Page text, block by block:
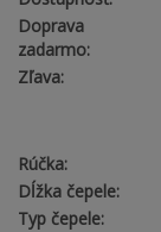
Doprava
zadarmo:
Zľava:
Rúčka:
Dĺžka čepele:
Typ čepele: